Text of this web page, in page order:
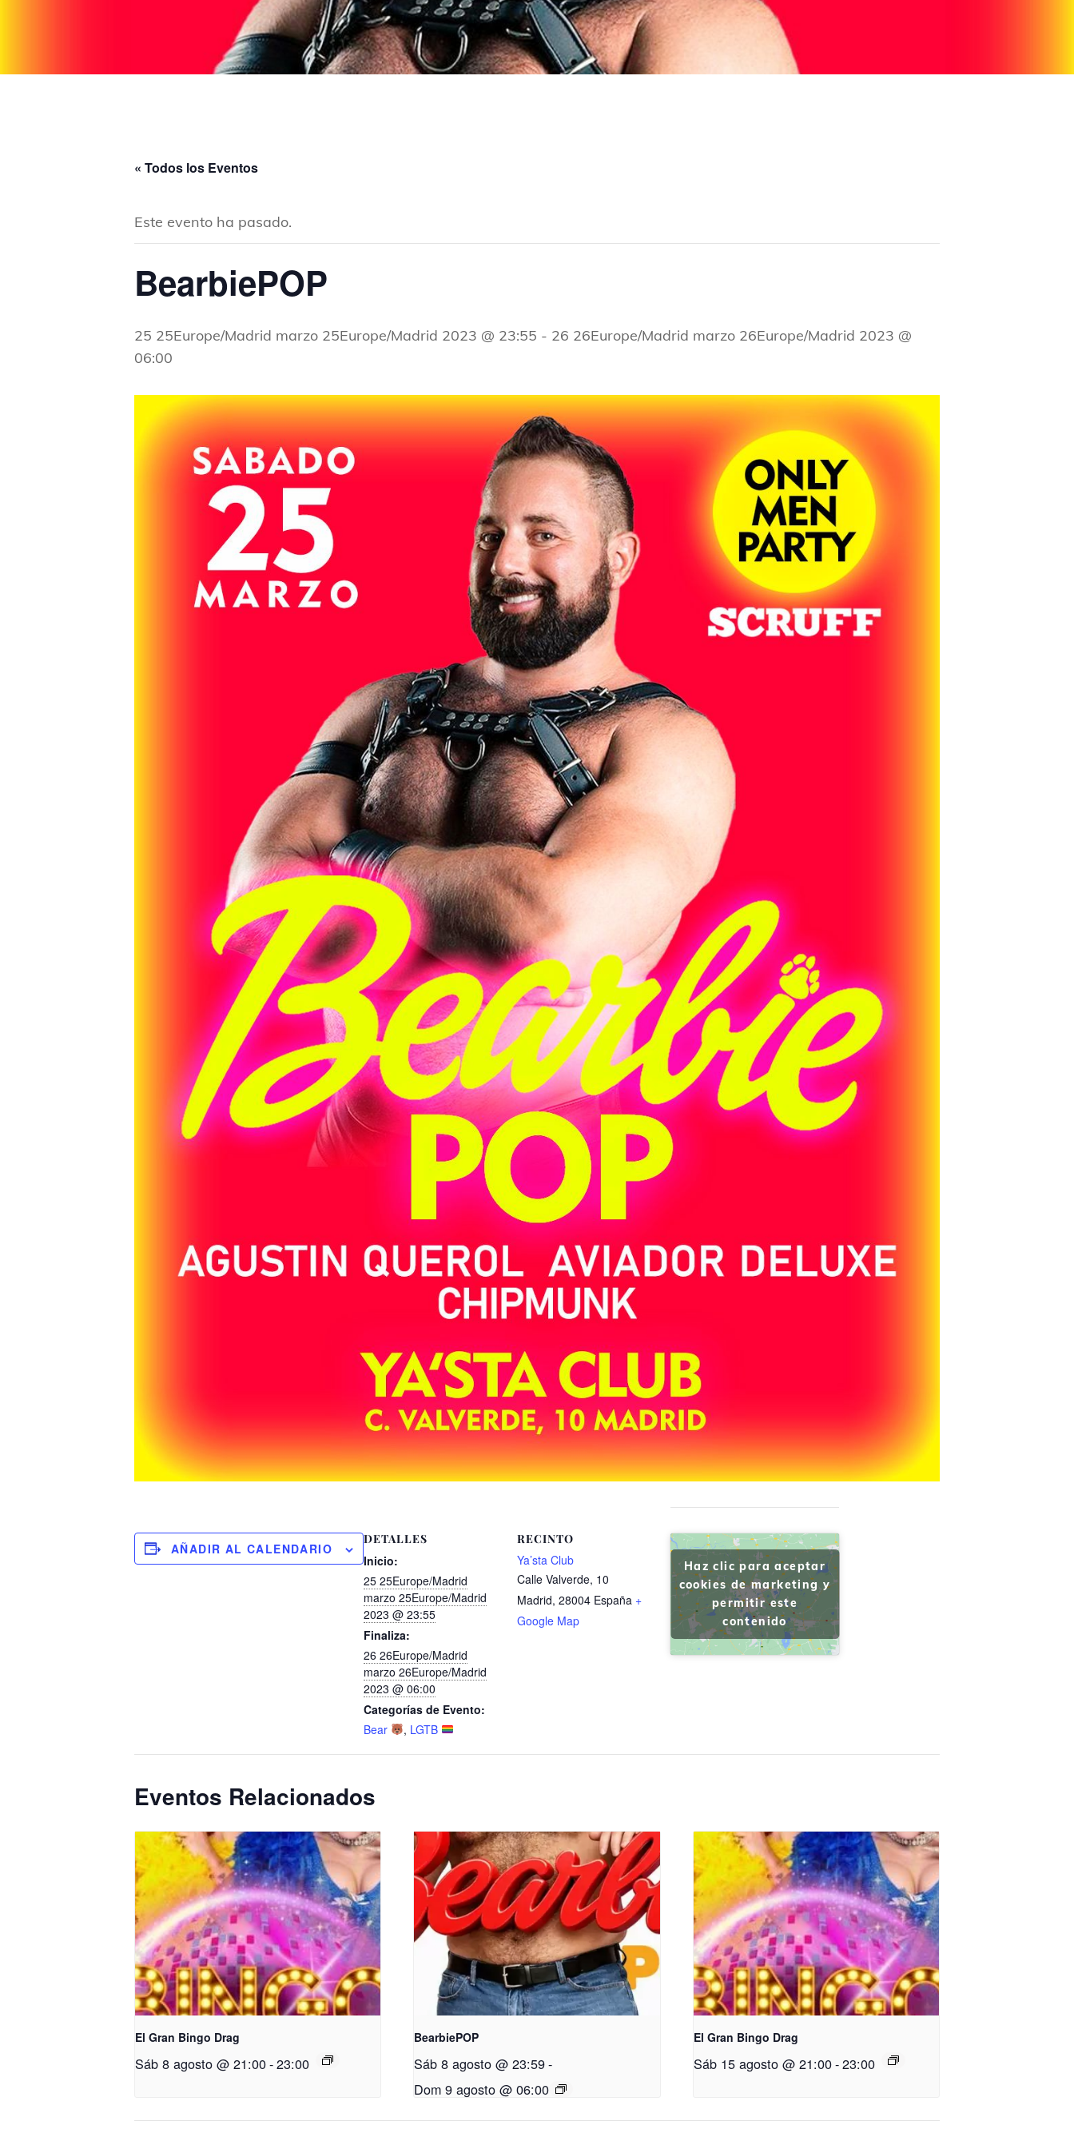
« Todos los Eventos
Este evento ha pasado.
BearbiePOP
25 25Europe/Madrid marzo 25Europe/Madrid 2023 @ 23:55 - 26 26Europe/Madrid marzo 26Europe/Madrid 2023 @
06:00
AÑADIR AL CALENDARIO
DETALLES
Inicio:
25 25Europe/Madrid
marzo 25Europe/Madrid
2023 @ 23:55
Finaliza:
26 26Europe/Madrid
marzo 26Europe/Madrid
2023 @ 06:00
Categorías de Evento:
Bear
, LGTB
RECINTO
Ya’sta Club
Calle Valverde, 10
Madrid, 28004 España +
Google Map
Haz clic para aceptar
cookies de marketing y
permitir este
contenido
Eventos Relacionados
El Gran Bingo Drag
Sáb 8 agosto @ 21:00-23:00
BearbiePOP
Sáb 8 agosto @ 23:59-
Dom 9 agosto @ 06:00
El Gran Bingo Drag
Sáb 15 agosto @ 21:00-23:00